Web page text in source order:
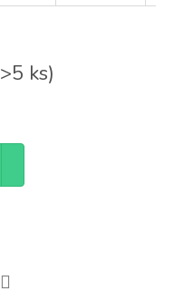
>5 ks)